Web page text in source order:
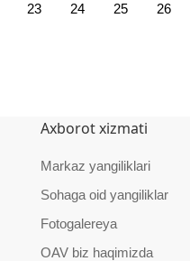
23 24 25 26
Axborot xizmati
Markaz yangiliklari
Sohaga oid yangiliklar
Fotogalereya
OAV biz haqimizda